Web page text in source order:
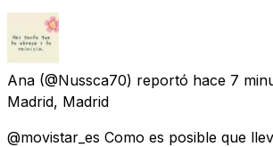
Ana (@Nussca70) reportó hace 7
Madrid, Madrid
@movistar_es Como es posible que